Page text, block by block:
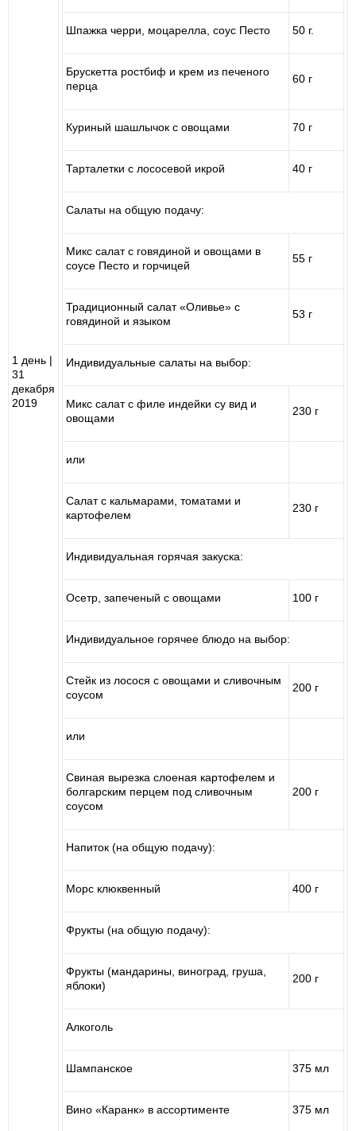
1 день |
31
декабря
2019
Шпажка черри, моцарелла, соус Песто 50 г.
Брускетта ростбиф и крем из печеного
перца
60 г
Куриный шашлычок с овощами 70 г
Тарталетки с лососевой икрой 40 г
Салаты на общую подачу:
Микс салат с говядиной и овощами в
соусе Песто и горчицей
55 г
Традиционный салат «Оливье» с
говядиной и языком
53 г
Индивидуальные салаты на выбор:
Микс салат с филе индейки су вид и
овощами
230 г
или
Салат с кальмарами, томатами и
картофелем
230 г
Индивидуальная горячая закуска:
Осетр, запеченый с овощами 100 г
Индивидуальное горячее блюдо на выбор:
Стейк из лосося с овощами и сливочным
соусом
200 г
или
Свиная вырезка слоеная картофелем и
болгарским перцем под сливочным
соусом
200 г
Напиток (на общую подачу):
Морс клюквенный 400 г
Фрукты (на общую подачу):
Фрукты (мандарины, виноград, груша,
яблоки)
200 г
Алкоголь
Шампанское 375 мл
Вино «Каранк» в ассортименте 375 мл